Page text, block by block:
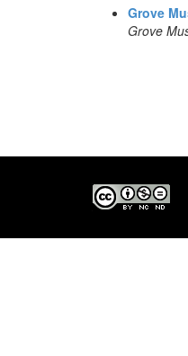
Grove
Grove